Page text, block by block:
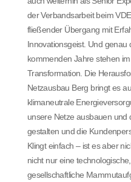
der Verbandsarbeit beim
fließender Übergang mit
Innovationsgeist. Und genau
kommenden Jahre stehen
Transformation. Die
Netzausbau Berg bringt es
klimaneutrale
unsere Netze ausbauen und
gestalten und die
Klingt einfach – ist es aber
nicht nur eine
gesellschaftliche